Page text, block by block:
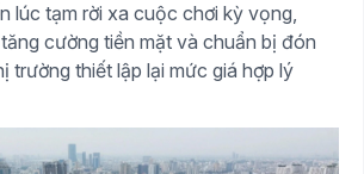
lúc tạm rời xa cuộc chơi kỳ vọng,
cường tiền mặt và chuẩn bị đón
trường thiết lập lại mức giá hợp lý